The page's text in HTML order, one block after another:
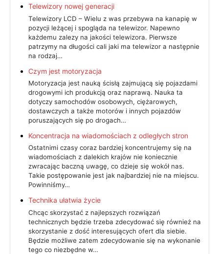
Telewizory nowej generacji
Telewizory LCD – Wielu z was przebywa na kanapię w
pozycji leżącej i spogląda na telewizor. Napewno
każdemu zalezy na jakości telewizora. Pierwsze
patrzymy na długości cali jaki ma telewizor a następnie
na rodzaj…
Czym jest motoryzacja
Motoryzacja jest nauką ścisłą zajmującą się pojazdami
drogowymi ich produkcją oraz naprawą. Nauka ta
dotyczy samochodów osobowych, ciężarowych,
dostawczych a także motorów i innych pojazdów
poruszających się po drogach…
Koncentracja na wiadomościach z odległych stron
Ostatnimi czasy coraz bardziej koncentrujemy się na
wiadomościach z dalekich krajów nie koniecznie
zwracając baczną uwagę, co dzieje się wokół nas.
Takie postępowanie jest jak najbardziej nie na miejscu.
Powinniśmy…
Technika ułatwia życie
Chcąc skorzystać z najlepszych rozwiązań
technicznych będzie trzeba zdecydować się również na
skorzystanie z dość interesujących ofert dla siebie.
Będzie możliwe zatem zdecydowanie się na wykonanie
tego co niezbędne w…